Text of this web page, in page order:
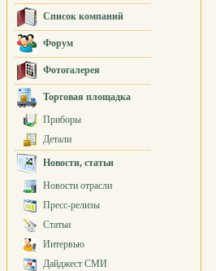
Список компаний
Форум
Фотогалерея
Торговая площадка
Приборы
Детали
Новости, статьи
Новости отрасли
Пресс-релизы
Статьи
Интервью
Дайджест СМИ